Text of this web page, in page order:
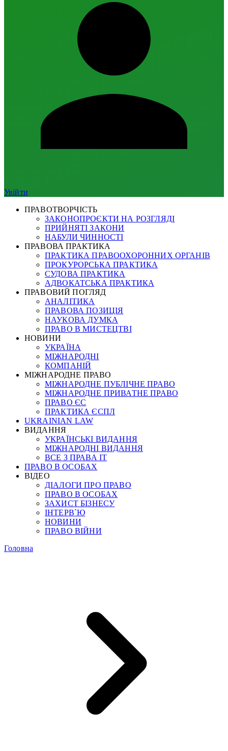
Увійти
ПРАВОТВОРЧІСТЬ
ЗАКОНОПРОЄКТИ НА РОЗГЛЯДІ
ПРИЙНЯТІ ЗАКОНИ
НАБУЛИ ЧИННОСТІ
ПРАВОВА ПРАКТИКА
ПРАКТИКА ПРАВООХОРОННИХ ОРГАНІВ
ПРОКУРОРСЬКА ПРАКТИКА
СУДОВА ПРАКТИКА
АДВОКАТСЬКА ПРАКТИКА
ПРАВОВИЙ ПОГЛЯД
АНАЛІТИКА
ПРАВОВА ПОЗИЦІЯ
НАУКОВА ДУМКА
ПРАВО В МИСТЕЦТВІ
НОВИНИ
УКРАЇНА
МІЖНАРОДНІ
КОМПАНІЙ
МІЖНАРОДНЕ ПРАВО
МІЖНАРОДНЕ ПУБЛІЧНЕ ПРАВО
МІЖНАРОДНЕ ПРИВАТНЕ ПРАВО
ПРАВО ЄС
ПРАКТИКА ЄСПЛ
UKRAINIAN LAW
ВИДАННЯ
УКРАЇНСЬКІ ВИДАННЯ
МІЖНАРОДНІ ВИДАННЯ
ВСЕ З ПРАВА ІТ
ПРАВО В ОСОБАХ
ВІДЕО
ДІАЛОГИ ПРО ПРАВО
ПРАВО В ОСОБАХ
ЗАХИСТ БІЗНЕСУ
ІНТЕРВ`Ю
НОВИНИ
ПРАВО ВІЙНИ
Головна